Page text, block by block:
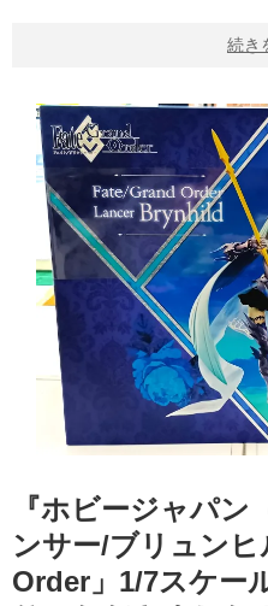
続き
『ホビージャパ
ンサー/ブリュン
Order」1/7スケー